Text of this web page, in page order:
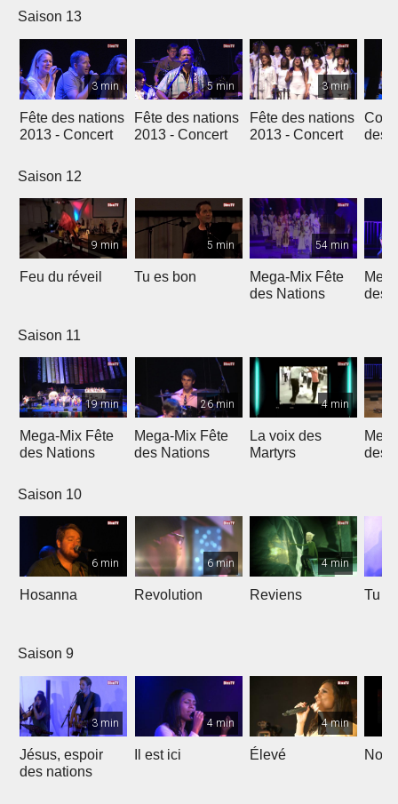
Saison 13
3 min
Fête des nations
2013 - Concert
5 min
Fête des nations
2013 - Concert
3 min
Fête des nations
2013 - Concert
des
Saison 12
9 min
Feu du réveil
5 min
Tu es bon
54 min
Mega-Mix Fête
des Nations
des
Saison 11
19 min
Mega-Mix Fête
des Nations
26 min
Mega-Mix Fête
des Nations
4 min
La voix des
Martyrs
des
Saison 10
6 min
Hosanna
6 min
Revolution
4 min
Reviens Tu
Saison 9
3 min
Jésus, espoir
des nations
4 min
Il est ici
4 min
Élevé